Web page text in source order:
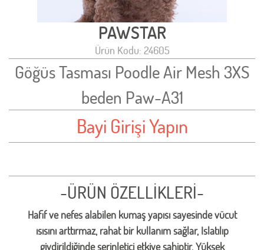
PAWSTAR
Ürün Kodu: 24605
Göğüs Tasması Poodle Air Mesh 3XS
beden Paw-A31
Bayi Girişi Yapın
-ÜRÜN ÖZELLİKLERİ-
Hafif ve nefes alabilen kumaş yapısı sayesinde vücut
ısısını arttırmaz, rahat bir kullanım sağlar, Islatılıp
giydirildiğinde serinletici etkiye sahiptir. Yüksek